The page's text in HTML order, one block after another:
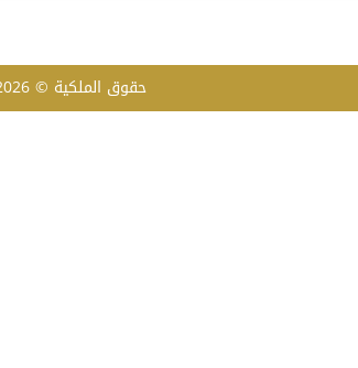
حقوق الملكية © 2026 وزارة التربية والتعليم. جميع الحقوق محفوظة